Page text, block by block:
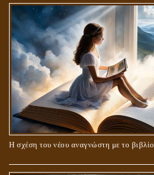
Η σχέση του νέου αναγνώστη με το βιβλίο